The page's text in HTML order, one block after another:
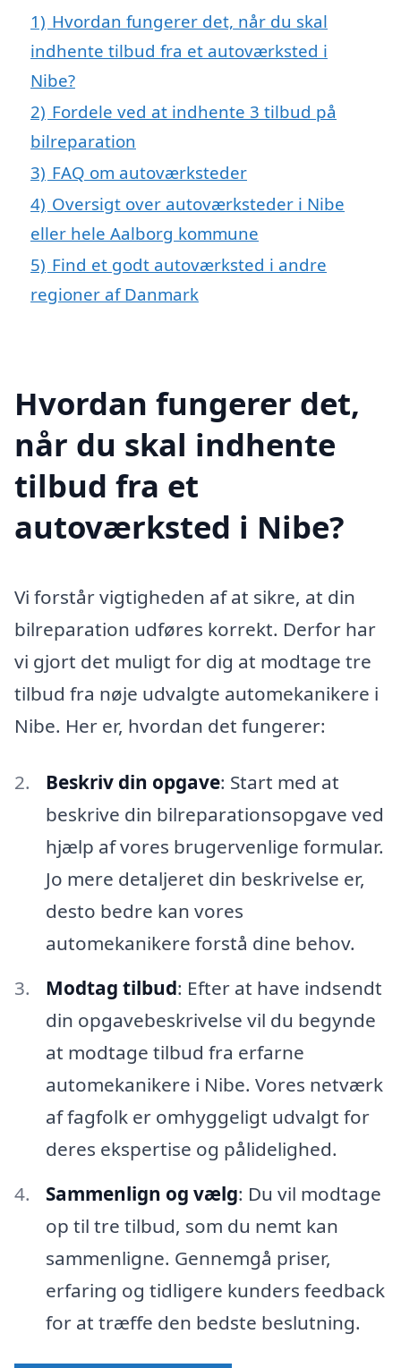
1) Hvordan fungerer det, når du skal
indhente tilbud fra et autoværksted i
Nibe?
2) Fordele ved at indhente 3 tilbud på
bilreparation
3) FAQ om autoværksteder
4) Oversigt over autoværksteder i Nibe
eller hele Aalborg kommune
5) Find et godt autoværksted i andre
regioner af Danmark
Hvordan fungerer det,
når du skal indhente
tilbud fra et
autoværksted i Nibe?
Vi forstår vigtigheden af at sikre, at din
bilreparation udføres korrekt. Derfor har
vi gjort det muligt for dig at modtage tre
tilbud fra nøje udvalgte automekanikere i
Nibe. Her er, hvordan det fungerer:
Beskriv din opgave: Start med at
beskrive din bilreparationsopgave ved
hjælp af vores brugervenlige formular.
Jo mere detaljeret din beskrivelse er,
desto bedre kan vores
automekanikere forstå dine behov.
Modtag tilbud: Efter at have indsendt
din opgavebeskrivelse vil du begynde
at modtage tilbud fra erfarne
automekanikere i Nibe. Vores netværk
af fagfolk er omhyggeligt udvalgt for
deres ekspertise og pålidelighed.
Sammenlign og vælg: Du vil modtage
op til tre tilbud, som du nemt kan
sammenligne. Gennemgå priser,
erfaring og tidligere kunders feedback
for at træffe den bedste beslutning.